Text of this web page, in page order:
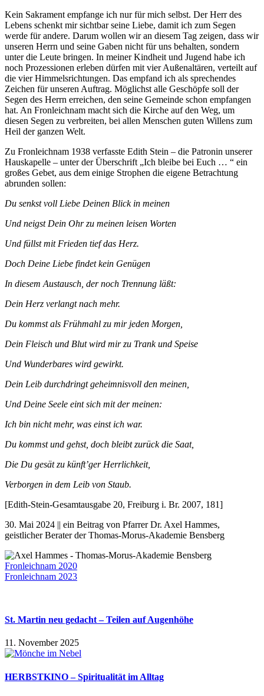
Kein Sakrament empfange ich nur für mich selbst. Der Herr des
Lebens schenkt mir sichtbar seine Liebe, damit ich zum Segen
werde für andere. Darum wollen wir an diesem Tag zeigen, dass wir
unseren Herrn und seine Gaben nicht für uns behalten, sondern
unter die Leute bringen. In meiner Kindheit und Jugend habe ich
noch Prozessionen erleben dürfen mit vier Außenaltären, verteilt auf
die vier Himmelsrichtungen. Das empfand ich als sprechendes
Zeichen für unseren Auftrag. Möglichst alle Geschöpfe soll der
Segen des Herrn erreichen, den seine Gemeinde schon empfangen
hat. An Fronleichnam macht sich die Kirche auf den Weg, um
diesen Segen zu verbreiten, bei allen Menschen guten Willens zum
Heil der ganzen Welt.
Zu Fronleichnam 1938 verfasste Edith Stein – die Patronin unserer
Hauskapelle – unter der Überschrift „Ich bleibe bei Euch … “ ein
großes Gebet, aus dem einige Strophen die eigene Betrachtung
abrunden sollen:
Du senkst voll Liebe Deinen Blick in meinen
Und neigst Dein Ohr zu meinen leisen Worten
Und füllst mit Frieden tief das Herz.
Doch Deine Liebe findet kein Genügen
In diesem Austausch, der noch Trennung läßt:
Dein Herz verlangt nach mehr.
Du kommst als Frühmahl zu mir jeden Morgen,
Dein Fleisch und Blut wird mir zu Trank und Speise
Und Wunderbares wird gewirkt.
Dein Leib durchdringt geheimnisvoll den meinen,
Und Deine Seele eint sich mit der meinen:
Ich bin nicht mehr, was einst ich war.
Du kommst und gehst, doch bleibt zurück die Saat,
Die Du gesät zu künft’ger Herrlichkeit,
Verborgen in dem Leib von Staub.
[Edith-Stein-Gesamtausgabe 20, Freiburg i. Br. 2007, 181]
30. Mai 2024 || ein Beitrag von Pfarrer Dr. Axel Hammes,
geistlicher Berater der Thomas-Morus-Akademie Bensberg
Fronleichnam 2020
Fronleichnam 2023
St. Martin neu gedacht – Teilen auf Augenhöhe
11. November 2025
HERBSTKINO – Spiritualität im Alltag